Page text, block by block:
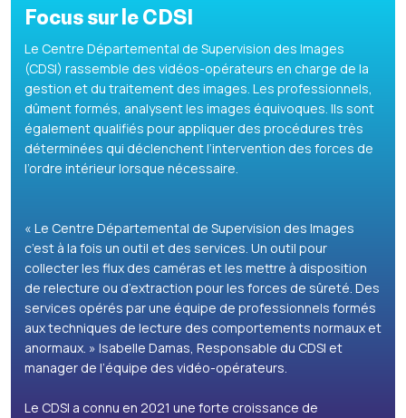
Focus sur le CDSI
Le Centre Départemental de Supervision des Images
(CDSI) rassemble des vidéos-opérateurs en charge de la
gestion et du traitement des images. Les professionnels,
dûment formés, analysent les images équivoques. Ils sont
également qualifiés pour appliquer des procédures très
déterminées qui déclenchent l’intervention des forces de
l’ordre intérieur lorsque nécessaire.
« Le Centre Départemental de Supervision des Images
c’est à la fois un outil et des services. Un outil pour
collecter les flux des caméras et les mettre à disposition
de relecture ou d’extraction pour les forces de sûreté. Des
services opérés par une équipe de professionnels formés
aux techniques de lecture des comportements normaux et
anormaux. » Isabelle Damas, Responsable du CDSI et
manager de l’équipe des vidéo-opérateurs.
Le CDSI a connu en 2021 une forte croissance de